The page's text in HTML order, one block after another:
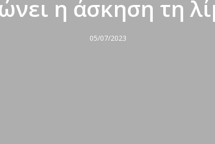
η άσκηση τη
05/07/2023